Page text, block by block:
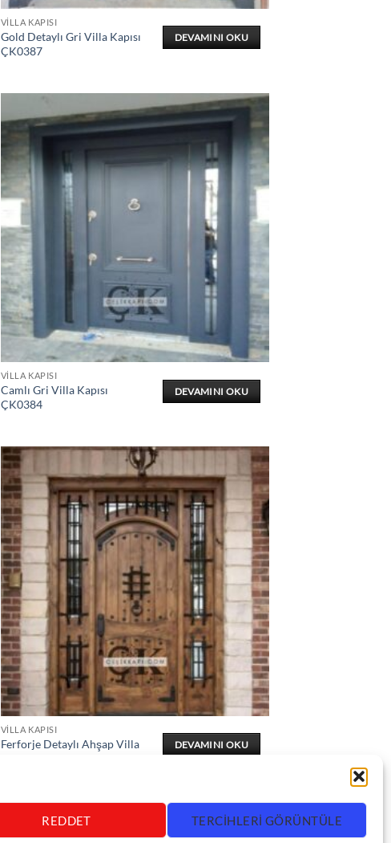
REDDET TERCIHLERI GÖRÜNTÜLE
VILLA KAPISI
Gold Detaylı Gri Villa Kapısı
ÇK0387
DEVAMINI OKU
VILLA KAPISI
Camlı Gri Villa Kapısı
ÇK0384
DEVAMINI OKU
VILLA KAPISI
Ferforje Detaylı Ahşap Villa
DEVAMINI OKU